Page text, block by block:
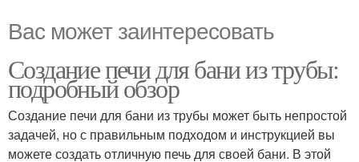
Вас может заинтересовать
Создание печи для бани из трубы:
подробный обзор
Создание печи для бани из трубы может быть непростой
задачей, но с правильным подходом и инструкцией вы
можете создать отличную печь для своей бани. В этой